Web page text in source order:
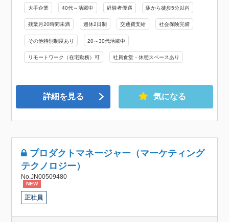
大手企業 40代～活躍中 経験者優遇 駅から徒歩5分以内
残業月20時間未満 週休2日制 交通費支給 社会保険完備
その他特別制度あり 20～30代活躍中
リモートワーク（在宅勤務）可 社員食堂・休憩スペースあり
詳細を見る 気になる
プロダクトマネージャー（マーケティング
テクノロジー）
No.JN00509480
NEW
正社員